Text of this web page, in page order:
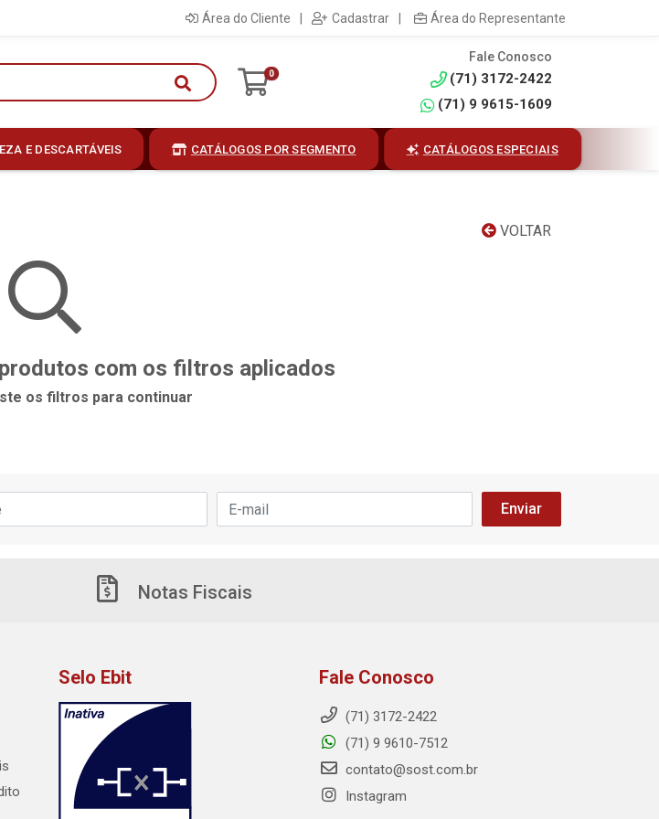
Área do Cliente | Cadastrar | Área do Representante
0
Fale Conosco
(71) 3172-2422
(71) 9 9615-1609
E DESCARTÁVEIS CATÁLOGOS POR SEGMENTO CATÁLOGOS ESPECIAIS
VOLTAR
com os filtros aplicados
os filtros para continuar
Notas Fiscais
Selo Ebit Fale Conosco
(71) 3172-2422
(71) 9 9610-7512
contato@sost.com.br
Instagram